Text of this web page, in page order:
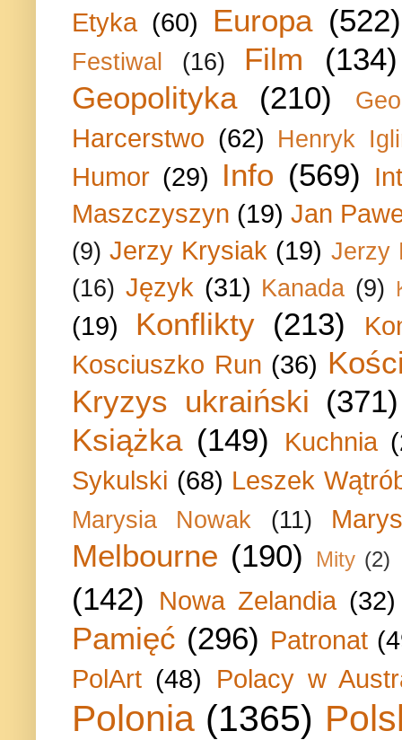
Etyka (60) Europa (522)
Festiwal (16) Film
(134)
Geopolityka
(210)
Harcerstwo (62) Henryk
Humor (29) Info (569)
Maszczyszyn (19) Jan
(9) Jerzy Krysiak (19) Jerzy
(16) Język (31) Kanada (9)
(19) Konflikty (213)
Kosciuszko Run (36)
Kryzys ukraiński (371)
Książka (149) Kuchnia
Sykulski (68) Leszek
Marysia Nowak (11)
Melbourne (190) Mity (2)
(142) Nowa Zelandia (32)
Pamięć (296) Patronat
PolArt (48) Polacy w
Polonia (1365)